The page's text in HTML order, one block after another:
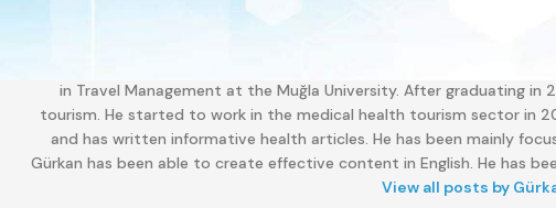
in Travel Management at the Muğla University. After graduating
tourism. He started to work in the medical health tourism sector in
and has written informative health articles. He has been mainly
Gürkan has been able to create effective content in English. He has
View all posts by